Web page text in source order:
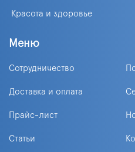
Красота и здоровье
Меню
Сотрудничество
Доставка и оплата
Прайс-лист
Статьи